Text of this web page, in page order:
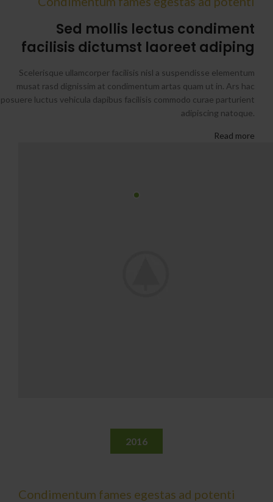
Sed mollis lectus condiment
facilisis dictumst laoreet adiping
Scelerisque ullamcorper facilisis nisl a suspendisse elementum
musat rasd dignissim at condimentum artas quam ut in. Ars hac
posuere luctus vehicula dapibus facilisis commodo curae parturient
adipiscing natoque.
Read more
2016
Condimentum fames egestas ad potenti